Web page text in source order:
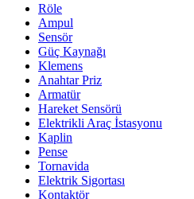
Röle
Ampul
Sensör
Güç Kaynağı
Klemens
Anahtar Priz
Armatür
Hareket Sensörü
Elektrikli Araç İstasyonu
Kaplin
Pense
Tornavida
Elektrik Sigortası
Kontaktör